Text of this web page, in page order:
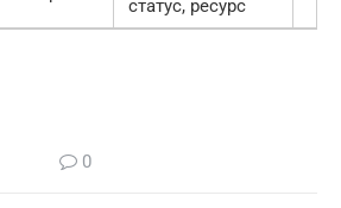
статус, ресурс
0